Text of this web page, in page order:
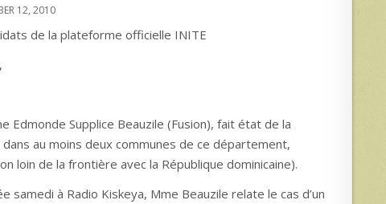
12, 2010
de la plateforme officielle INITE
Edmonde Supplice Beauzile (Fusion), fait état de la
dans au moins deux communes de ce département,
loin de la frontière avec la République dominicaine).
samedi à Radio Kiskeya, Mme Beauzile relate le cas d’un